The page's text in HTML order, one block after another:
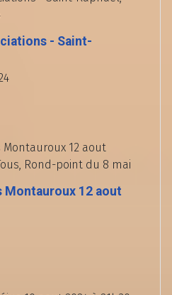
- Saint-
Montauroux 12 aout